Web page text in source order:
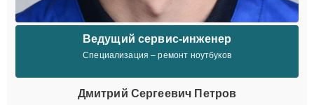
Ведущий сервис-инженер
Специализация – ремонт ноутбуков
Дмитрий Сергеевич Петров